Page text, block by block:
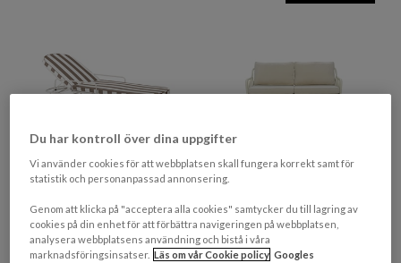
Arts Solsäng Soft
White/Beige Stripes 196cm
Coleville 3-sits Soffa Pearl
White/Dot Beige 185cm
Du har kontroll över dina uppgifter
Vi använder cookies för att webbplatsen skall fungera korrekt samt för
statistik och personanpassad annonsering.
Genom att klicka på "acceptera alla cookies" samtycker du till lagring av
cookies på din enhet för att förbättra navigeringen på webbplatsen,
analysera webbplatsens användning och bistå i våra
marknadsföringsinsatser. Läs om vår Cookie policy Googles